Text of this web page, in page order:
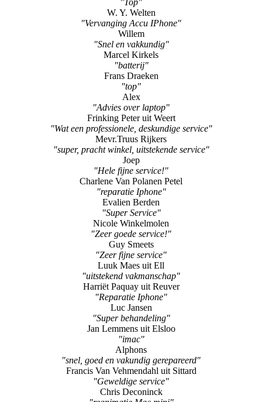
W. Y. Welten
"Vervanging Accu IPhone"
Willem
"Snel en vakkundig"
Marcel Kirkels
"batterij"
Frans Draeken
"top"
Alex
"Advies over laptop"
Frinking Peter uit Weert
"Wat een professionele, deskundige service"
Mevr.Truus Rijkers
"super, pracht winkel, uitstekende service"
Joep
"Hele fijne service!"
Charlene Van Polanen Petel
"reparatie Iphone"
Evalien Berden
"Super Service"
Nicole Winkelmolen
"Zeer goede service!"
Guy Smeets
"Zeer fijne service"
Luuk Maes uit Ell
"uitstekend vakmanschap"
Harriët Paquay uit Reuver
"Reparatie Iphone"
Luc Jansen
"Super behandeling"
Jan Lemmens uit Elsloo
"imac"
Alphons
"snel, goed en vakundig gerepareerd"
Francis Van Vehmendahl uit Sittard
"Geweldige service"
Chris Deconinck